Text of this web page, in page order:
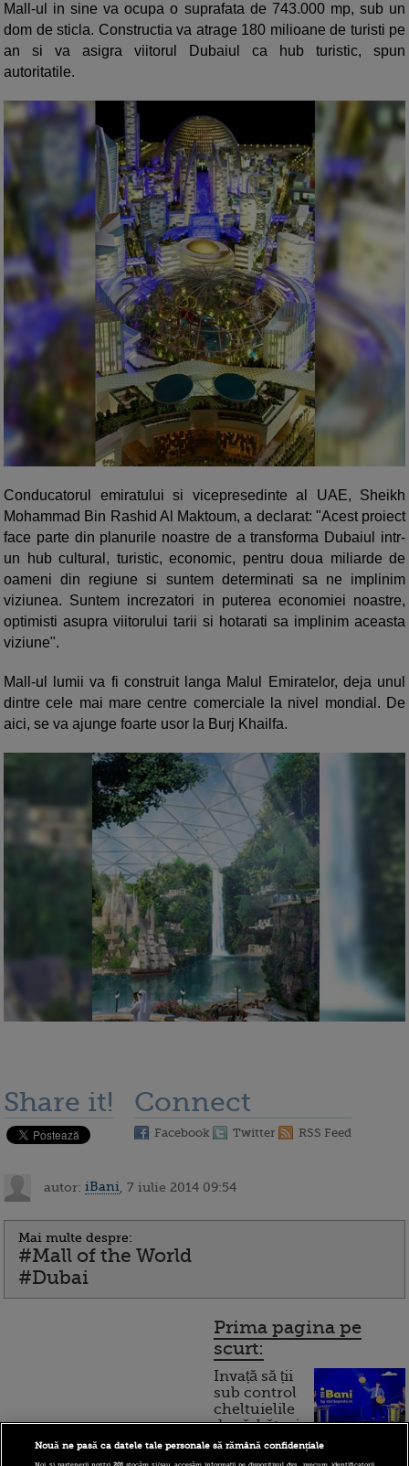
Mall-ul in sine va ocupa o suprafata de 743.000 mp, sub un
dom de sticla. Constructia va atrage 180 milioane de turisti pe
an si va asigra viitorul Dubaiul ca hub turistic, spun
autoritatile.
Conducatorul emiratului si vicepresedinte al UAE, Sheikh
Mohammad Bin Rashid Al Maktoum, a declarat: "Acest proiect
face parte din planurile noastre de a transforma Dubaiul intr-
un hub cultural, turistic, economic, pentru doua miliarde de
oameni din regiune si suntem determinati sa ne implinim
viziunea. Suntem increzatori in puterea economiei noastre,
optimisti asupra viitorului tarii si hotarati sa implinim aceasta
viziune".
Mall-ul lumii va fi construit langa Malul Emiratelor, deja unul
dintre cele mai mare centre comerciale la nivel mondial. De
aici, se va ajunge foarte usor la Burj Khailfa.
Share it! Connect
Facebook Twitter RSS Feed
autor: iBani , 7 iulie 2014 09:54
Mai multe despre:
#Mall of the World
#Dubai
Prima pagina pe
scurt:
Invață să ții
sub control
cheltuielile
de sărbători.
Cum
Nouă ne pasă ca datele tale personale să rămână confidențiale